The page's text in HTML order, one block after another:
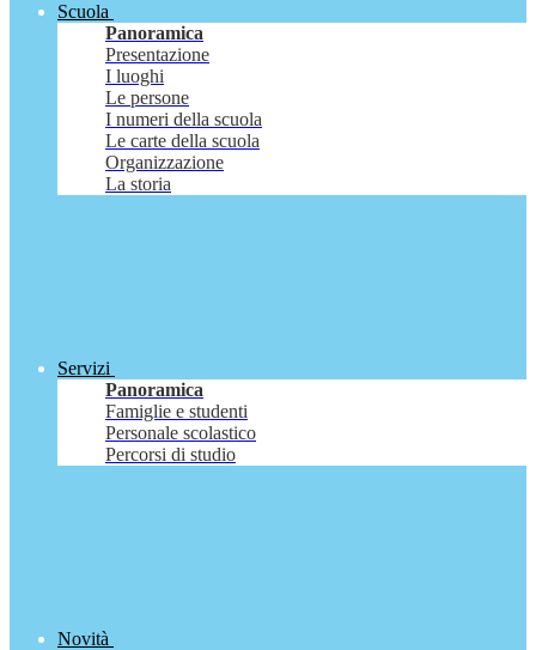
Scuola
Panoramica
Presentazione
I luoghi
Le persone
I numeri della scuola
Le carte della scuola
Organizzazione
La storia
Servizi
Panoramica
Famiglie e studenti
Personale scolastico
Percorsi di studio
Novità